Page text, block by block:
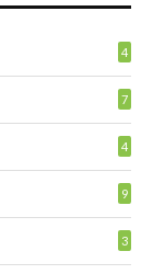
4
7
4
9
3